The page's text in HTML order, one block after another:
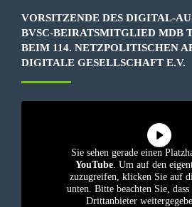
VORSITZENDE DES DIGITAL-
BVSC-BEIRATSMITGLIED MDB
EIM 114. NETZPOLITISCHEN
IGITALE GESELLSCHAFT E.V.
Sie sehen gerade einen
YouTube. Um auf den
zuzugreifen, klicken Sie auf
unten. Bitte beachten Sie, dass
Drittanbieter